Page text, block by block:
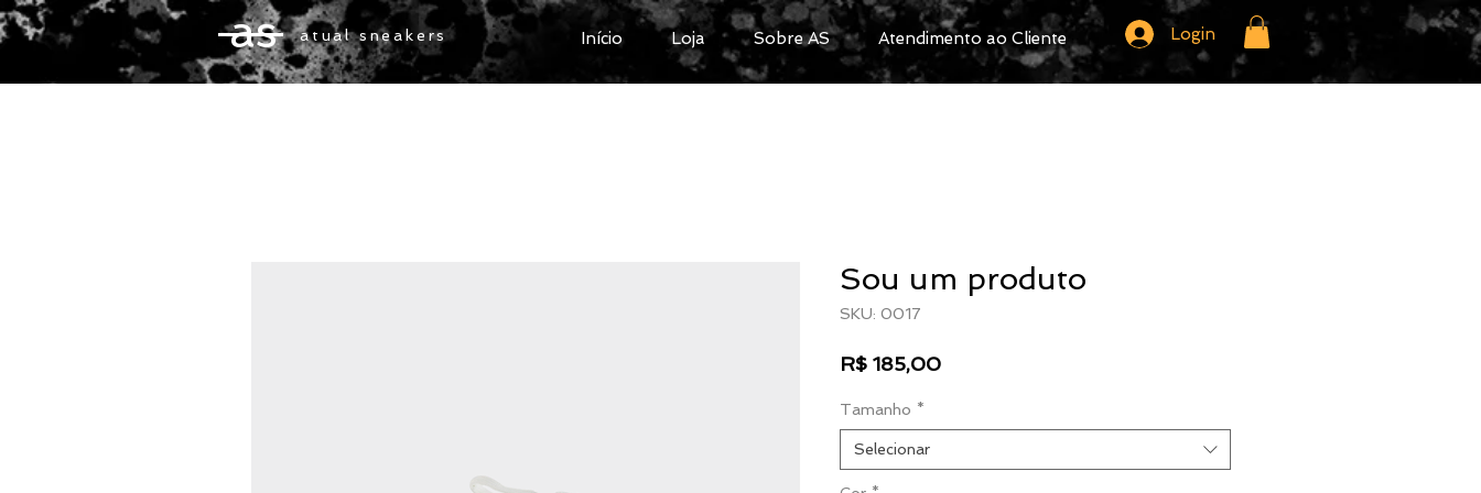
as atual sneakers Início Loja Sobre AS Atendimento ao Cliente Login
Sou um produto
SKU: 0017
R$ 185,00Preço
Tamanho *
Selecionar